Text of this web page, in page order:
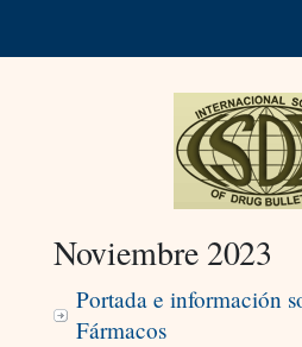
Noviembre 2023
Portada e información
Fármacos